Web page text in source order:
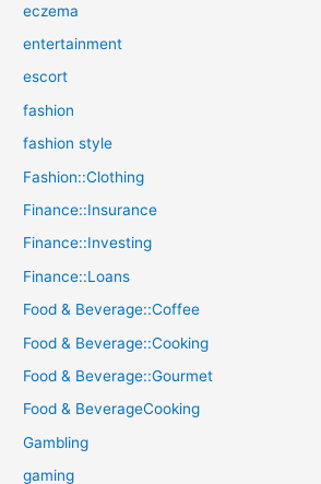
eczema
entertainment
escort
fashion
fashion style
Fashion::Clothing
Finance::Insurance
Finance::Investing
Finance::Loans
Food & Beverage::Coffee
Food & Beverage::Cooking
Food & Beverage::Gourmet
Food & BeverageCooking
Gambling
gaming